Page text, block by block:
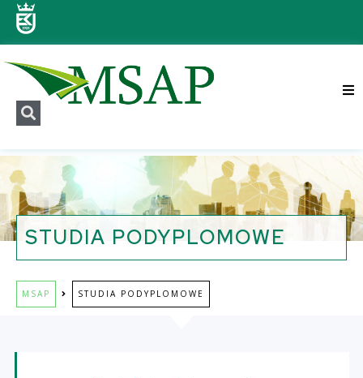
Aktualności
Działalność
Obszary
O nas
STUDIA PODYPLOMOWE
MSAP STUDIA PODYPLOMOWE